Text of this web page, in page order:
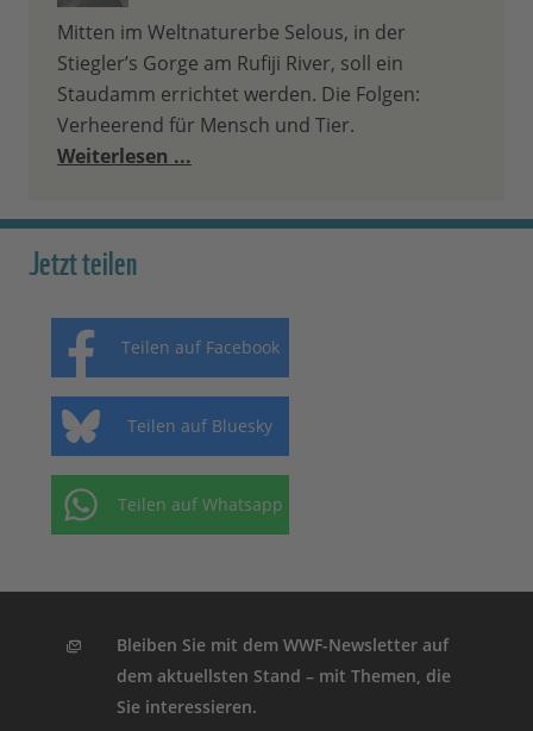
Mitten im Weltnaturerbe Selous, in der
Stiegler’s Gorge am Rufiji River, soll ein
Staudamm errichtet werden. Die Folgen:
Verheerend für Mensch und Tier.
Weiterlesen ...
Jetzt teilen
Teilen auf Facebook
Teilen auf Bluesky
Teilen auf Whatsapp
Bleiben Sie mit dem WWF-Newsletter auf
dem aktuellsten Stand – mit Themen, die
Sie interessieren.